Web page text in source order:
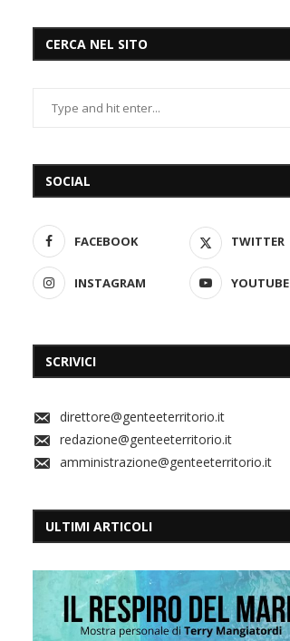
CERCA NEL SITO
SOCIAL
FACEBOOK TWITTER
INSTAGRAM YOUTUBE
SCRIVICI
direttore@genteeterritorio.it
redazione@genteeterritorio.it
amministrazione@genteeterritorio.it
ULTIMI ARTICOLI